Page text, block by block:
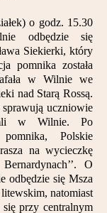
o godz. 15.30
odbędzie się
Siekierki, który
pomnika została
w Wilnie we
nad Starą Rossą.
uczniowie
w Wilnie. Po
Polskie
na wycieczkę
O
odbędzie się Msza
natomiast
przy centralnym